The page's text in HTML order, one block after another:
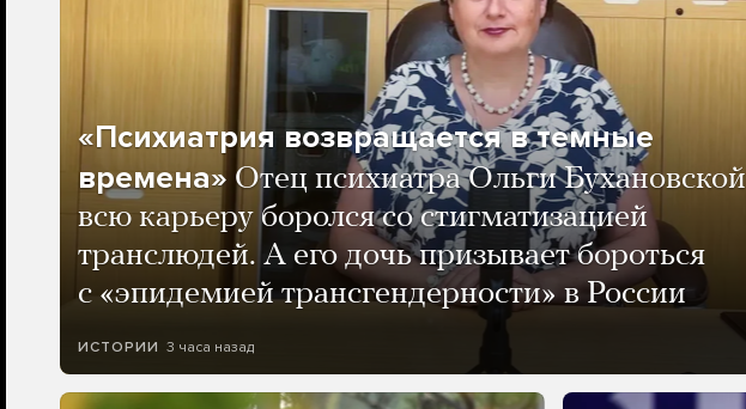
«Психиатрия возвращается в темные
времена» Отец психиатра Ольги Бухановской
всю карьеру боролся со стигматизацией
транслюдей. А его дочь призывает бороться
с «эпидемией трансгендерности» в России
ИСТОРИИ 3 часа назад